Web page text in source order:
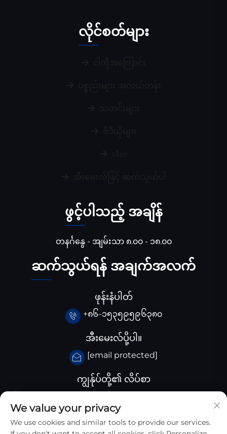
လိုင်စတ်များ
ဖွင့်ပါသည့် အချိန်
တနင်္ဂနွေ - အျမ်းသာ ၈.၀၀ - ၁၈.၀၀
ဆက်သွယ်ရန် အချက်အလက်
ဖုန်းနံပါတ်
+၈၆-၁၅၃၅၉၅၉၆၃၈၀
အီးမေးလ်ပို့ပါ။
[email protected]
ကျွန်ုပ်တို့၏ လိပ်စာ
Sichuan province, ချီးနား
We value your privacy
We use cookies and similar tools to provide our services.